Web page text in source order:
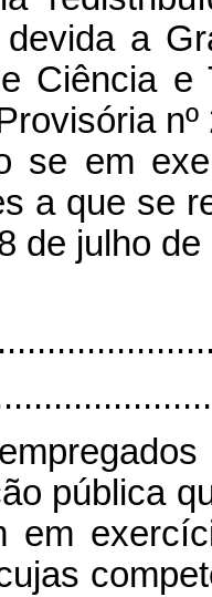
a
Ciência e
se em
a que se
de julho
pública
em